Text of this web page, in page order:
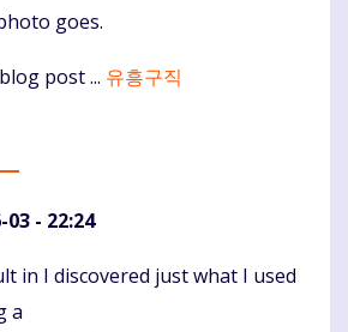
goes.
post ... 유흥구직
03 - 22:24
in I discovered just what I used
a